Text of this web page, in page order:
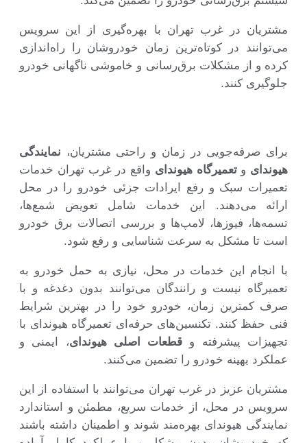
مشتریان در غرب تهران با بهره‌گیری از این سرویس
می‌توانند در کوتاه‌ترین زمان خودروشان را راه‌اندازی
کرده و از مشکلات برق‌رسانی و خاموشی ناگهانی خودرو
جلوگیری کنند.
برای صرفه‌جویی در زمان و راحتی مشتریان، نمایندگی
هیوندای وتعمیرگاه هیوندای واقع در غرب تهران خدمات
تعمیرات سبک و رفع ایرادات جزئی خودرو را در محل
ارائه می‌دهند. این خدمات شامل تعویض شمع‌ها،
تسمه‌ها، فیوزها، لامپ‌ها و بررسی اتصالات برق خودرو
است تا مشکل به سرعت شناسایی و رفع شود.
با انجام این خدمات در محل، نیازی به حمل خودرو به
تعمیرگاه نیست و رانندگان می‌توانند بدون دغدغه و با
صرف کمترین زمان، خودرو خود را در بهترین شرایط
فنی حفظ کنند. تکنسین‌های حرفه‌ای تعمیرگاه هیوندای با
تجهیزات پیشرفته و قطعات اصلی هیوندای، ایمنی و
عملکرد بهینه خودرو را تضمین می‌کنند.
مشتریان عزیز در غرب تهران می‌توانند با استفاده از این
سرویس در محل، از خدمات سریع، مطمئن و استاندارد
نمایندگی هیوندای بهره‌مند شوند و اطمینان داشته باشند